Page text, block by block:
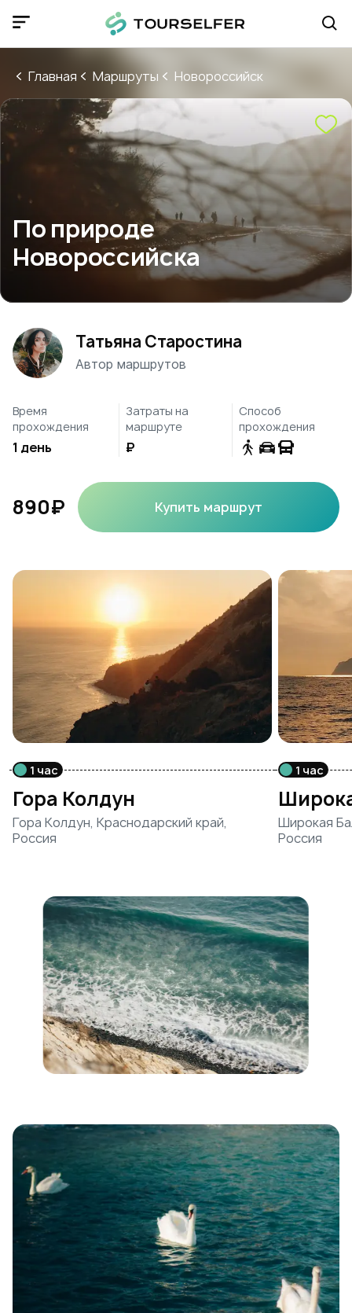
Главная Маршруты Новороссийск
По природе
Новороссийска
Татьяна Старостина
Автор маршрутов
Время
прохождения
1 день
Затраты на
маршруте
₽
Способ
прохождения
890₽ Купить маршрут
1 час
Гора Колдун
Гора Колдун, Краснодарский край,
Россия
1 час
Широкая
Россия